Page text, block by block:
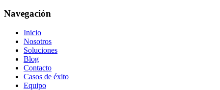
Navegación
Inicio
Nosotros
Soluciones
Blog
Contacto
Casos de éxito
Equipo